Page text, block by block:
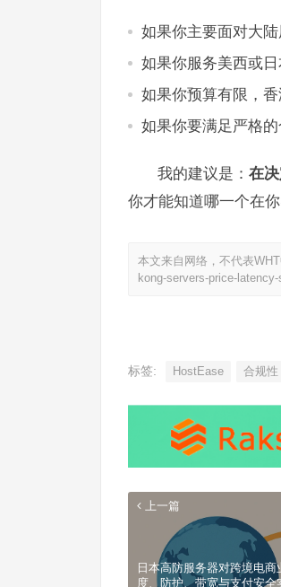
如果你主要面对大陆
如果你服务美西或
如果你预算有限，香
如果你要满足严格的
我的建议是： 在
你才能知道哪一个在你
本文来自网络，不代表
kong-servers-price-
标签: HostEase 合规性
上一篇
日本高防服务器对跨境电
度、防护、带宽与支付安全